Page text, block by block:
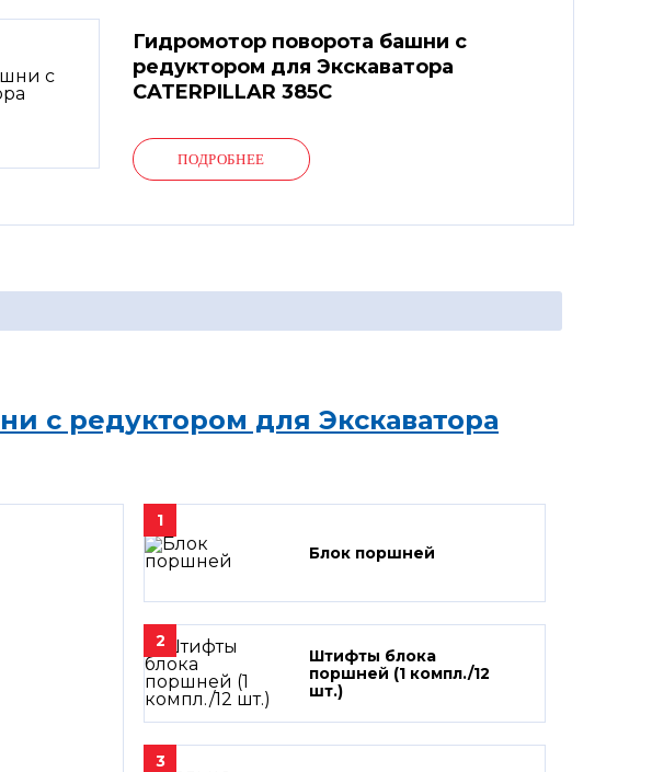
Гидромотор поворота башни с
редуктором для Экскаватора
CATERPILLAR 385C
ПОДРОБНЕЕ
с редуктором для Экскаватора
1
Блок поршней
2
Штифты блока
поршней (1 компл./12
шт.)
3